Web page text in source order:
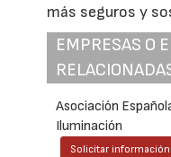
más seguros y
EMPRESAS O
Asociación
Iluminación
Solicitar información